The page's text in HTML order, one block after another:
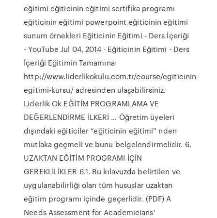
eğitimi eğiticinin eğitimi sertifika programı
eğiticinin eğitimi powerpoint eğiticinin eğitimi
sunum örnekleri Eğiticinin Eğitimi - Ders İçeriği
- YouTube Jul 04, 2014 · Eğiticinin Eğitimi - Ders
İçeriği Eğitimin Tamamına:
http://www.liderlikokulu.com.tr/course/egiticinin-
egitimi-kursu/ adresinden ulaşabilirsiniz.
Liderlik Ok EĞİTİM PROGRAMLAMA VE
DEĞERLENDİRME İLKERİ … Öğretim üyeleri
dışındaki eğiticiler “eğiticinin eğitimi” nden
mutlaka geçmeli ve bunu belgelendirmelidir. 6.
UZAKTAN EĞİTİM PROGRAMI İÇİN
GEREKLİLİKLER 6.1. Bu kılavuzda belirtilen ve
uygulanabilirliği olan tüm hususlar uzaktan
eğitim programı içinde geçerlidir. (PDF) A
Needs Assessment for Academicians'